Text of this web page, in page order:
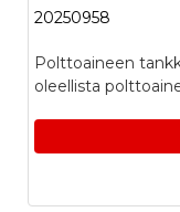
20250958
Polttoaineen
oleellista